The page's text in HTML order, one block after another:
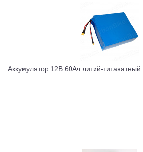
Аккумулятор 12В 60Ач литий-